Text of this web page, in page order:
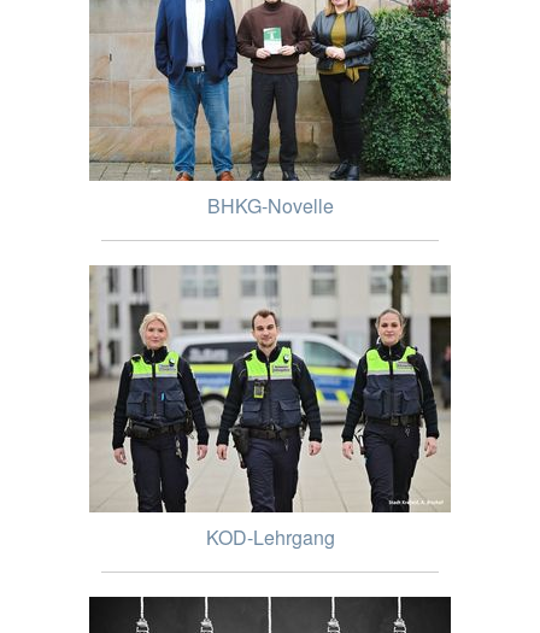
BHKG-Novelle
KOD-Lehrgang